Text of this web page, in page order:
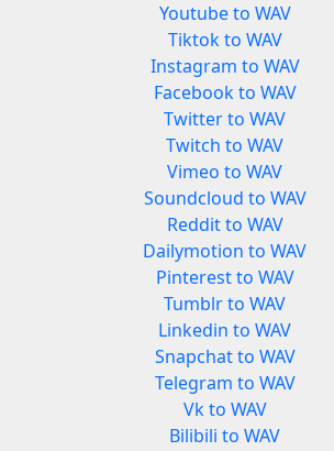
Youtube to WAV
Tiktok to WAV
Instagram to WAV
Facebook to WAV
Twitter to WAV
Twitch to WAV
Vimeo to WAV
Soundcloud to WAV
Reddit to WAV
Dailymotion to WAV
Pinterest to WAV
Tumblr to WAV
Linkedin to WAV
Snapchat to WAV
Telegram to WAV
Vk to WAV
Bilibili to WAV